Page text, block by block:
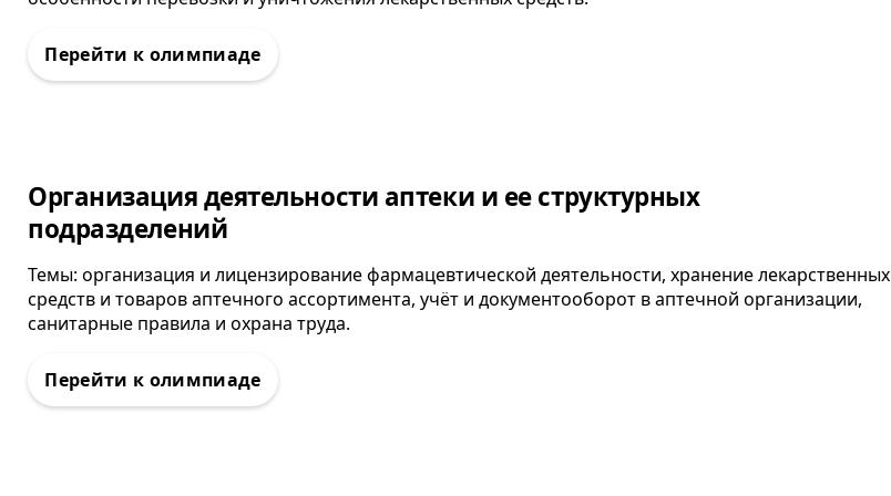
Олимпиада
Организация деятельности аптеки и ее структурных
подразделений
Темы: организация и лицензирование фармацевтической деятельности, хранение лекарственных
средств и товаров аптечного ассортимента, учёт и документооборот в аптечной организации,
санитарные правила и охрана труда.